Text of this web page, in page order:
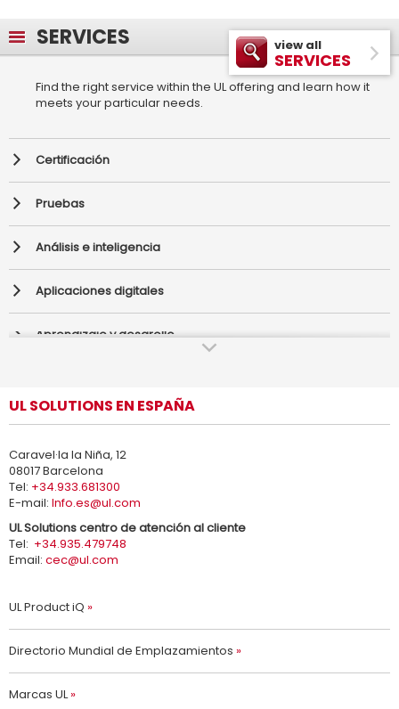
SERVICES view all
SERVICES
Find the right service within the UL offering and learn how it
meets your particular needs.
Certificación
Pruebas
Análisis e inteligencia
Aplicaciones digitales
Aprendizaje y desarollo
Consultoría
Inspección
Verificación
UL SOLUTIONS EN ESPAÑA
Caravel·la la Niña, 12
08017 Barcelona
Tel: +34.933.681300
E-mail: Info.es@ul.com
ULSolutions centro de atención al cliente
Tel: +34.935.479748
Email: cec@ul.com
UL Product iQ
Directorio Mundial de Emplazamientos
Marcas UL